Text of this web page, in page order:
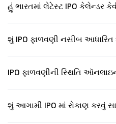
હું ભારતમાં લેટેસ્ટ IPO કેલેન્ડર
શું IPO ફાળવણી નસીબ આધારિત
IPO ફાળવણીની સ્થિતિ
શું આગામી IPO માં રોકાણ કરવું